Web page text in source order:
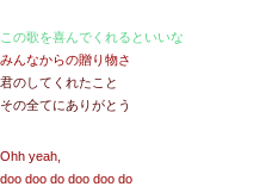
この歌を喜んでくれるといいな
みんなからの贈り物さ
君のしてくれたこと
その全てにありがとう
Ohh yeah,
doo doo do doo doo do